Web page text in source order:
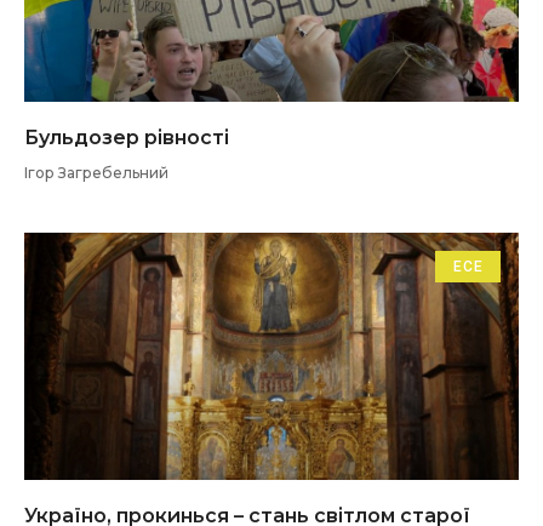
Бульдозер рівності
Ігор Загребельний
ЕСЕ
Україно, прокинься – стань світлом старої